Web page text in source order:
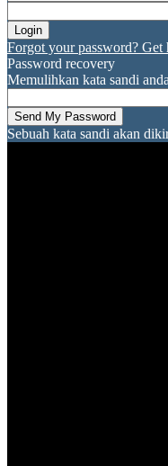
Forgot your password? Get
Password recovery
Memulihkan kata sandi anda
Sebuah kata sandi akan